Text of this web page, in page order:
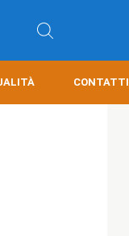
CONTATTI